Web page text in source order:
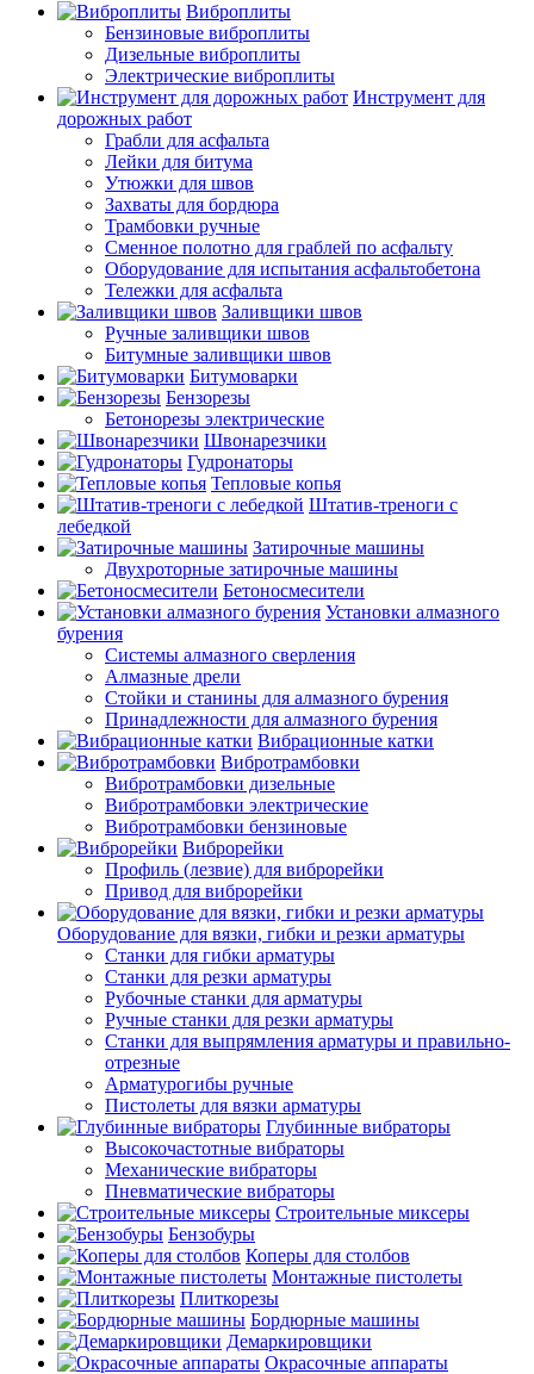
Виброплиты
Бензиновые виброплиты
Дизельные виброплиты
Электрические виброплиты
Инструмент для
дорожных работ
Грабли для асфальта
Лейки для битума
Утюжки для швов
Захваты для бордюра
Трамбовки ручные
Сменное полотно для граблей по асфальту
Оборудование для испытания асфальтобетона
Тележки для асфальта
Заливщики швов
Ручные заливщики швов
Битумные заливщики швов
Битумоварки
Бензорезы
Бетонорезы электрические
Швонарезчики
Гудронаторы
Тепловые копья
Штатив-треноги с
лебедкой
Затирочные машины
Двухроторные затирочные машины
Бетоносмесители
Установки алмазного
бурения
Системы алмазного сверления
Алмазные дрели
Стойки и станины для алмазного бурения
Принадлежности для алмазного бурения
Вибрационные катки
Вибротрамбовки
Вибротрамбовки дизельные
Вибротрамбовки электрические
Вибротрамбовки бензиновые
Виброрейки
Профиль (лезвие) для виброрейки
Привод для виброрейки
Оборудование для вязки, гибки и резки арматуры
Станки для гибки арматуры
Станки для резки арматуры
Рубочные станки для арматуры
Ручные станки для резки арматуры
Станки для выпрямления арматуры и правильно-
отрезные
Арматурогибы ручные
Пистолеты для вязки арматуры
Глубинные вибраторы
Высокочастотные вибраторы
Механические вибраторы
Пневматические вибраторы
Строительные миксеры
Бензобуры
Коперы для столбов
Монтажные пистолеты
Плиткорезы
Бордюрные машины
Демаркировщики
Окрасочные аппараты